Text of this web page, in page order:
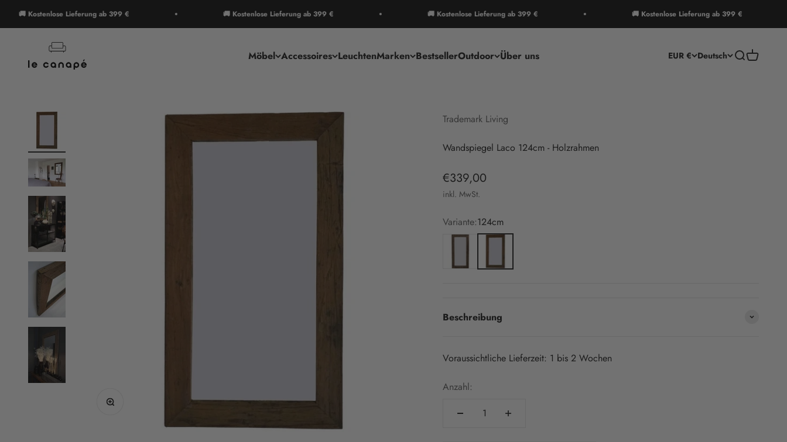
Kostenlose Lieferung ab 399 € 🚚 Kostenlose Lieferung ab 399 € 🚚 Kostenlose Lieferung ab 399 € 🚚 Kostenlose Lieferung ab 399 €
Möbel Accessoires LeuchtenMarken BestsellerOutdoor Über uns
le canapé
EUR € Deutsch Suche
Trademark Living
Wandspiegel Laco 124cm - Holzrahmen
Angebot
€339,00
inkl. MwSt.
Variante:124cm
200cm
124cm
Beschreibung
Voraussichtliche Lieferzeit: 1 bis 2 Wochen
Anzahl: